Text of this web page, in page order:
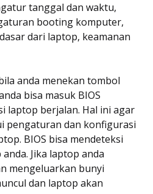
tanggal dan waktu,
booting komputer,
dari laptop, keamanan
anda menekan tombol
bisa masuk BIOS
laptop berjalan. Hal ini agar
pengaturan dan konfigurasi
BIOS bisa mendeteksi
Jika laptop anda
mengeluarkan bunyi
dan laptop akan